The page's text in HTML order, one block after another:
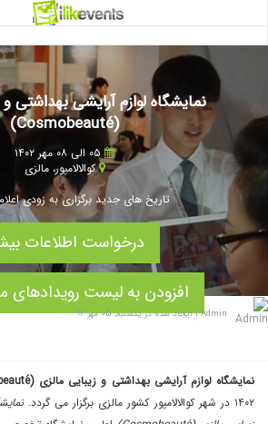
نمایشگاه لوازم آرایشی بهداشتی
(Cosmobeauté)
کوالالامپور،مالزی
تاریخ های جدید برگزاری به زودی
درخواست اطلاعات
افزودن به لیست رویدادهای
Admin
| ایجاد شده در یکشنبه, ۰۵ مهر ۹۴
نمایشگاه لوازم آرایشی بهداشتی و زیبایی مالزی (Cosmobeauté)
۱۴۰۲ در شهر کوالالامپور کشور مالزی برگزار می گردد.